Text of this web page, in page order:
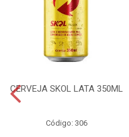
CERVEJA SKOL LATA 350ML
Código: 306